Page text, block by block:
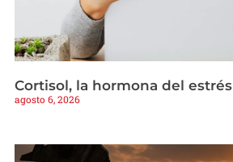
Cortisol, la hormona del estrés
agosto 6, 2026